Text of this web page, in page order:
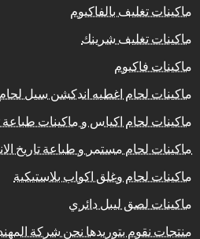
ماكينات تغليف بالفاكيوم
ماكينات تغليف شرينك
ماكينات فاكيوم
ماكينات لحام اغطيه اندكشن سيل
ماكينات لحام اكياس و ماكينات طباعة
ماكينات لحام مستمر و طباعة تاريخ
ماكينات لحام وغلق اكواب بلاستيكية
ماكينات لصق ليبل دائري
منتجات نقوم بتوريدها نحن شركة